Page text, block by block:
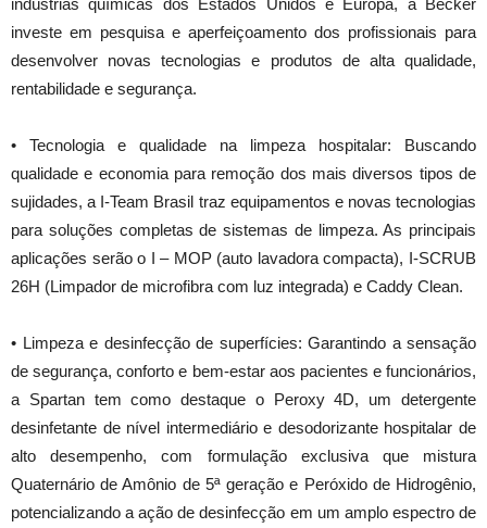
indústrias químicas dos Estados Unidos e Europa, a Becker
investe em pesquisa e aperfeiçoamento dos profissionais para
desenvolver novas tecnologias e produtos de alta qualidade,
rentabilidade e segurança.
• Tecnologia e qualidade na limpeza hospitalar: Buscando
qualidade e economia para remoção dos mais diversos tipos de
sujidades, a I-Team Brasil traz equipamentos e novas tecnologias
para soluções completas de sistemas de limpeza. As principais
aplicações serão o I – MOP (auto lavadora compacta), I-SCRUB
26H (Limpador de microfibra com luz integrada) e Caddy Clean.
• Limpeza e desinfecção de superfícies: Garantindo a sensação
de segurança, conforto e bem-estar aos pacientes e funcionários,
a Spartan tem como destaque o Peroxy 4D, um detergente
desinfetante de nível intermediário e desodorizante hospitalar de
alto desempenho, com formulação exclusiva que mistura
Quaternário de Amônio de 5ª geração e Peróxido de Hidrogênio,
potencializando a ação de desinfecção em um amplo espectro de